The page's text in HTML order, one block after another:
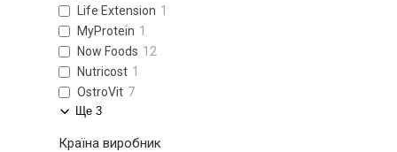
Life Extension 1
MyProtein 1
Now Foods 12
Nutricost 1
OstroVit 7
Ще 3
Країна виробник